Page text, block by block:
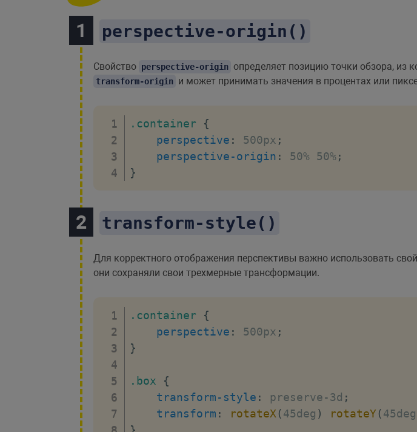
</body>
perspective-origin()
Свойство perspective-origin определяет позицию точки обзора, из
transform-origin и может принимать значения в процентах или
.container
{
perspective : 500px ;
perspective-origin : 50% 50%;
}
transform-style()
Для корректного отображения перспективы важно использовать
они сохраняли свои трехмерные трансформации.
.container
{
perspective : 500px ;
}
.box
{
transform-style : preserve-3d ;
transform : rotateX (45deg ) rotateY(45deg